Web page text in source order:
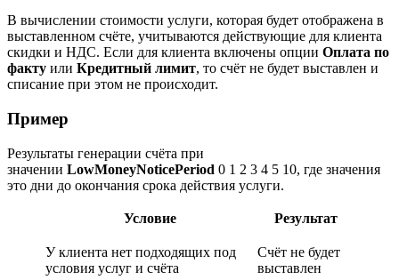
В вычислении стоимости услуги, которая будет отображена в
выставленном счёте, учитываются действующие для клиента
скидки и НДС. Если для клиента включены опции Оплата по
факту или Кредитный лимит, то счёт не будет выставлен и
списание при этом не происходит.
Пример
Результаты генерации счёта при
значении LowMoneyNoticePeriod 0 1 2 3 4 5 10, где значения
это дни до окончания срока действия услуги.
Условие Результат
У клиента нет подходящих под
условия услуг и счёта
Счёт не будет
выставлен